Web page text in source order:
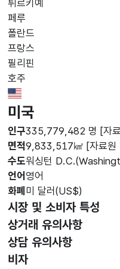
튀르키예
페루
폴란드
프랑스
필리핀
호주
United States Minor
미국
인구335,779,482 명 [자
면적9,833,517㎢ [자료원
수도워싱턴
언어 영어
화폐 미 달러(US$)
시장 및 소비자 특성
상거래 유의사항
상담 유의사항
비자